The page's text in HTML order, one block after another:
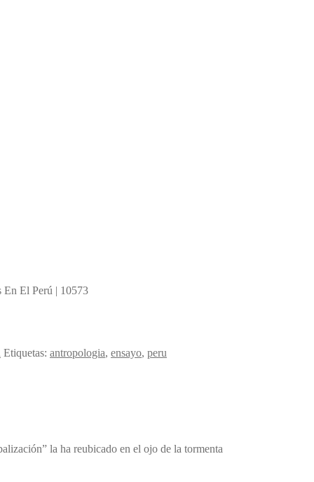
En El Perú | 10573
Etiquetas: antropologia, ensayo, peru
la ha reubicado en el ojo de la tormenta